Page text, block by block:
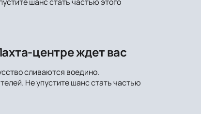
центре ждет вас
сливаются воедино.
Не упустите шанс стать частью